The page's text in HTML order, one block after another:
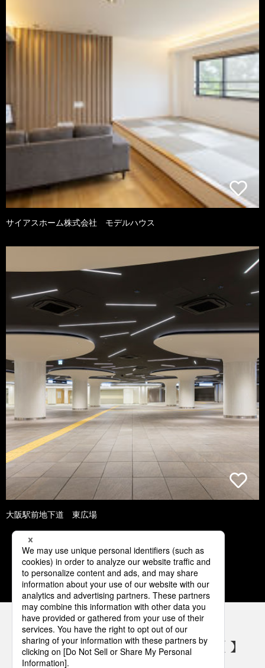
サイアスホーム株式会社 モデルハウス
大阪駅前地下道 東広場
1 2 3 4 5
パナソニックの電気設備 SNSアカウント